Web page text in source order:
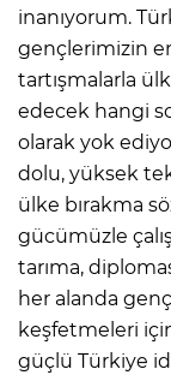
inanıyorum.
gençlerimizin
tartışmalarla
edecek hangi
olarak yok
dolu, yüksek
ülke bırakma
gücümüzle
tarıma,
her alanda
keşfetmeleri
güçlü Türkiye